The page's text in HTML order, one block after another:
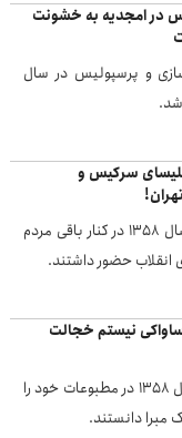
در امجدیه به خشونت
و پرسپولیس در سال
سرکیس و
اقلیت‌های مذهبی در سال ۱۳۵۸ در کنار باقی مردم
انقلاب حضور داشتند.
نیستم خجالت
دو چهره فرهنگی در سال ۱۳۵۸ در مطبوعات خود را
مبرا دانستند.